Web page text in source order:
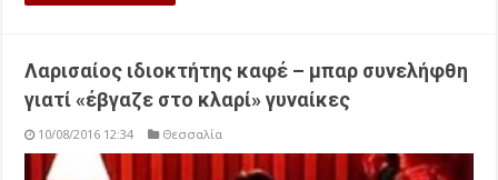
Λαρισαίος ιδιοκτήτης καφέ – μπαρ συνελήφθη
γιατί «έβγαζε στο κλαρί» γυναίκες
10/08/2016 12:34 Θεσσαλία